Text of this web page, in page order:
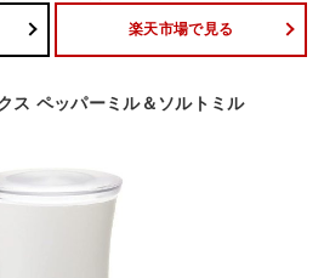
楽天市場で見る
ス ペッパーミル＆ソルトミル